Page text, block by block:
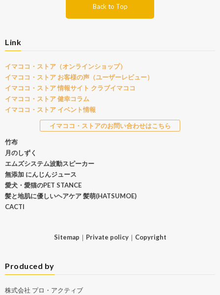
Back to Top
Link
イマココ・ストア（オンラインショップ）
イマココ・ストア お客様の声（ユーザーレビュー）
イマココ・ストア 情報サイト クラブイマココ
イマココ・ストア 健幸コラム
イマココ・ストア イベント情報
イマココ・ストアのお問い合わせはこちら
竹布
月のしずく
エムズシステム波動スピーカー
無添加 にんじんジュース
愛犬・愛猫のPET STANCE
髪と地肌に優しいヘアケア 髪萌(HATSUMOE)
CACTI
Sitemap ｜ Private policy｜ Copyright
Produced by
株式会社 プロ・アクティブ